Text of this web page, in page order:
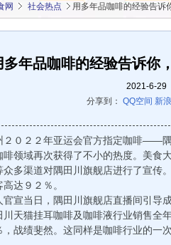
网 社会热点 用多年品咖啡的经验告诉
多年品咖啡的经验告诉你
2021-6-29
分享到： QQ空间 新
２２年亚运会官方指定咖啡——隅
领域再次获得了不小的热度。美食
众多渠道对隅田川旗舰店进行了宣传
达９２％。
当日，隅田川旗舰店直播间引导
川天猫挂耳咖啡及咖啡液行业销售全
，战绩斐然。这同样是咖啡行业的一